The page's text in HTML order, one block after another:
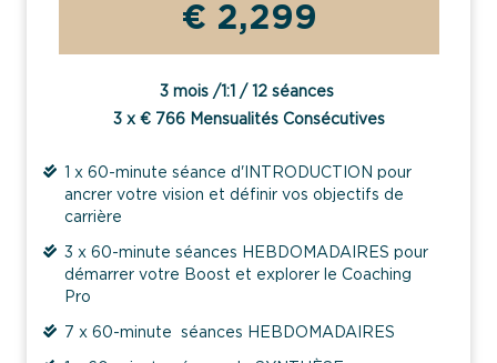
€ 2,299
3 mois /1:1 / 12 séances
3 x € 766 Mensualités Consécutives
1 x 60-minute séance d'INTRODUCTION pour
ancrer votre vision et définir vos objectifs de
carrière
3 x 60-minute séances HEBDOMADAIRES pour
démarrer votre Boost et explorer le Coaching
Pro
7 x 60-minute séances HEBDOMADAIRES